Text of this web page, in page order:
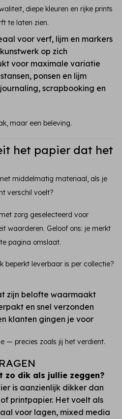
diepe kleuren en rijke prints
te laten zien.
voor verf, lijm en markers
op zich
voor maximale variatie
ponsen en lijm
scrapbooking en
maar een beleving.
het papier dat het
middelmatig materiaal, als je
verschil voelt?
zorg geselecteerd voor
waarderen. Geloof ons: je merkt
pagina omslaat.
beperkt leverbaar is per collectie?
zijn belofte waarmaakt
en snel verzonden
klanten gingen je voor
— precies zoals jij het verdient.
zo dik als jullie zeggen?
is aanzienlijk dikker dan
printpapier. Het voelt als
voor lagen, mixed media